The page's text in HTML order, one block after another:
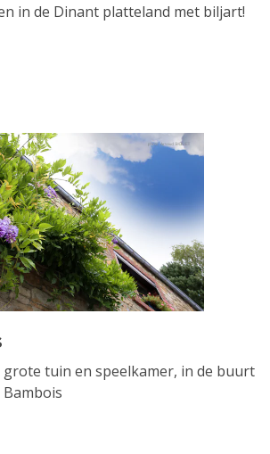
in de Dinant platteland met biljart!
grote tuin en speelkamer, in de buurt